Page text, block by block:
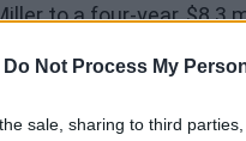
Do Not Process My
sale, sharing to third
to a four-year, $8.3
fully guaranteed, the